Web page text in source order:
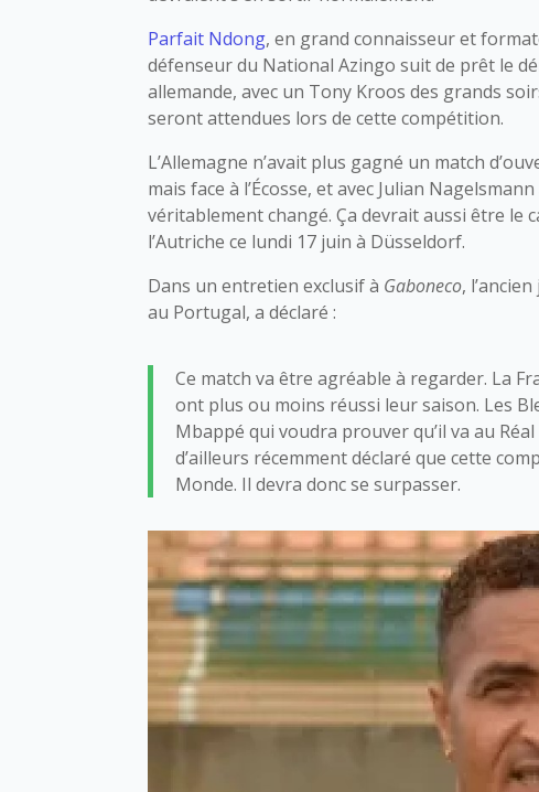
Parfait Ndong, en grand connaisseur et
défenseur du National Azingo suit de prêt le
allemande, avec un Tony Kroos des grands
seront attendues lors de cette compétition.
L’Allemagne n’avait plus gagné un match
mais face à l’Écosse, et avec Julian
véritablement changé. Ça devrait aussi être le
l’Autriche ce lundi 17 juin à Düsseldorf.
Dans un entretien exclusif à Gaboneco,
au Portugal, a déclaré :
Ce match va être agréable à regarder. La
ont plus ou moins réussi leur saison. Les
Mbappé qui voudra prouver qu’il va au
d’ailleurs récemment déclaré que cette
Monde. Il devra donc se surpasser.